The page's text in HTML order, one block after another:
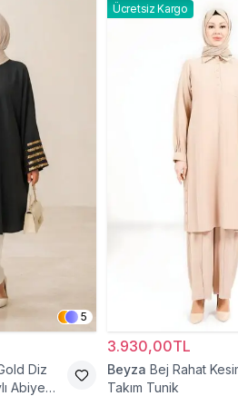
5
Diz
Abiye
Ücretsiz Kargo
3.930,00TL
Beyza Bej Rahat
Takım Tunik